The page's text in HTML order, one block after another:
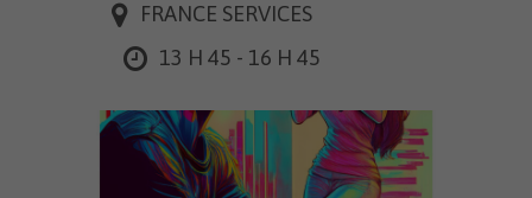
FRANCE SERVICES
13 H 45 - 16 H 45